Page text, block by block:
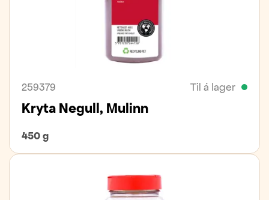
259379 Til á lager
Kryta Negull, Mulinn
450 g